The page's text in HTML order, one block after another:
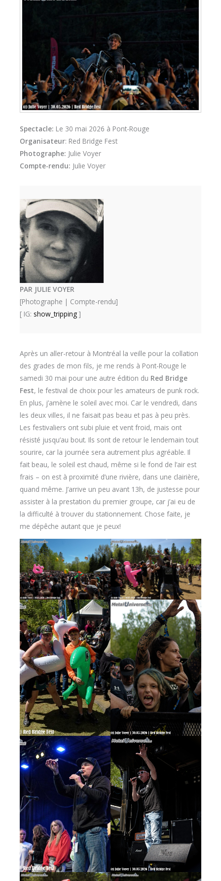
Spectacle: Le 30 mai 2026 à Pont-Rouge
Organisateur: Red Bridge Fest
Photographe: Julie Voyer
Compte-rendu: Julie Voyer
PAR JULIE VOYER
[Photographe | Compte-rendu]
[ IG: show_tripping ]
Après un aller-retour à Montréal la veille pour la collation
des grades de mon fils, je me rends à Pont-Rouge le
samedi 30 mai pour une autre édition du Red Bridge
Fest , le festival de choix pour les amateurs de punk rock.
En plus, j’amène le soleil avec moi. Car le vendredi, dans
les deux villes, il ne faisait pas beau et pas à peu près.
Les festivaliers ont subi pluie et vent froid, mais ont
résisté jusqu’au bout. Ils sont de retour le lendemain tout
sourire, car la journée sera autrement plus agréable. Il
fait beau, le soleil est chaud, même si le fond de l’air est
frais – on est à proximité d’une rivière, dans une clairière,
quand même. J’arrive un peu avant 13h, de justesse pour
assister à la prestation du premier groupe, car j’ai eu de
la difficulté à trouver du stationnement. Chose faite, je
me dépêche autant que je peux!